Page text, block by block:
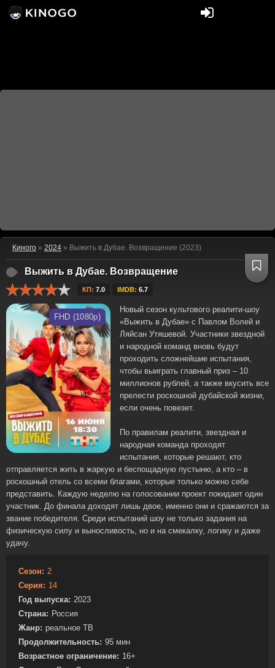
Киного » 2024 » Выжить в Дубае. Возвращение (2023)
Выжить в Дубае. Возвращение
КП: 7.0 IMDB: 6.7
FHD (1080p)
Новый сезон культового реалити-шоу
«Выжить в Дубае» с Павлом Волей и
Ляйсан Утяшевой. Участники звездной
и народной команд вновь будут
проходить сложнейшие испытания,
чтобы выиграть главный приз – 10
миллионов рублей, а также вкусить все
прелести роскошной дубайской жизни,
если очень повезет.
По правилам реалити, звездная и
народная команда проходят
испытания, которые решают, кто
отправляется жить в жаркую и беспощадную пустыню, а кто – в
роскошный отель со всеми благами, которые только можно себе
представить. Каждую неделю на голосовании проект покидает один
участник. До финала доходят лишь двое, именно они и сражаются за
звание победителя. Среди испытаний шоу не только задания на
физическую силу и выносливость, но и на смекалку, логику и даже
удачу.
Сезон: 2
Серия: 14
Год выпуска: 2023
Страна: Россия
Жанр: реальное ТВ
Продолжительность: 95 мин
Возрастное ограничение: 16+